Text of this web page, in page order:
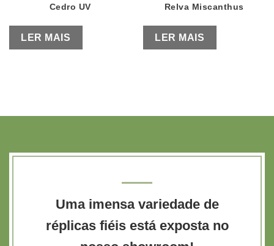
Cedro UV
LER MAIS
Relva Miscanthus
LER MAIS
Uma imensa variedade de
réplicas fiéis está exposta no